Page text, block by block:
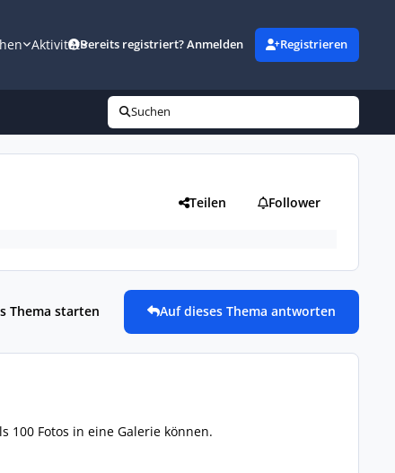
AktivitätBereits registriert? Anmelden Registrieren
Suchen
Teilen Follower
Thema starten Auf dieses Thema antworten
100 Fotos in eine Galerie können.